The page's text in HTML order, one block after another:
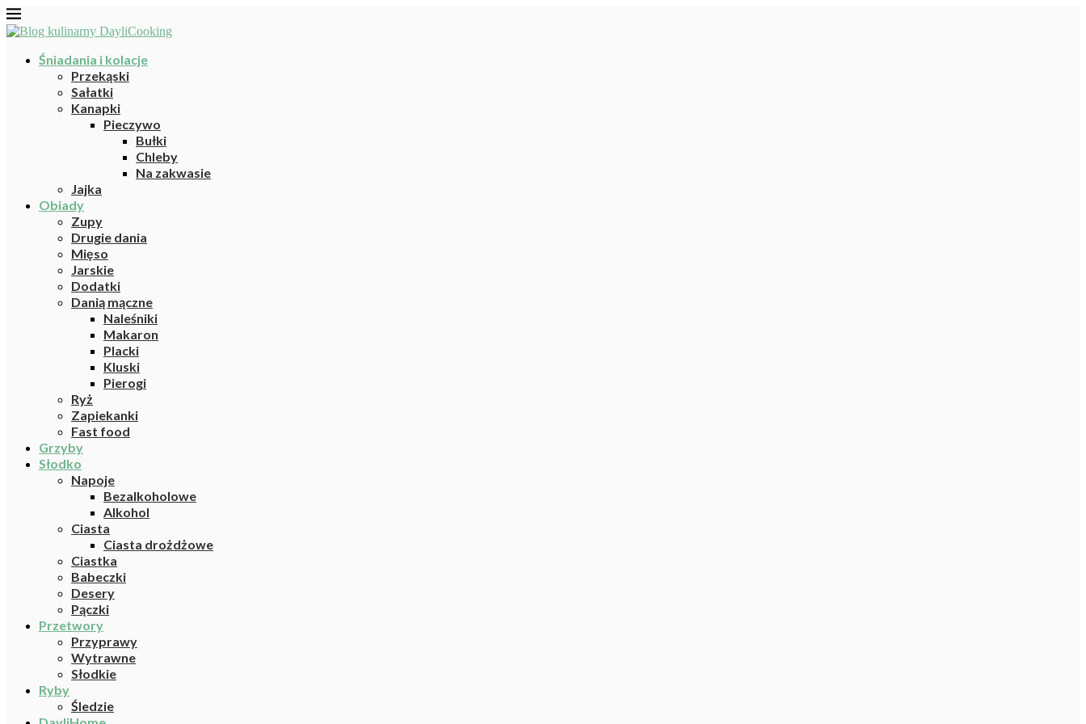
Śniadania i kolacje
Przekąski
Sałatki
Kanapki
Pieczywo
Bułki
Chleby
Na zakwasie
Jajka
Obiady
Zupy
Drugie dania
Mięso
Jarskie
Dodatki
Danią mączne
Naleśniki
Makaron
Placki
Kluski
Pierogi
Ryż
Zapiekanki
Fast food
Grzyby
Słodko
Napoje
Bezalkoholowe
Alkohol
Ciasta
Ciasta drożdżowe
Ciastka
Babeczki
Desery
Pączki
Przetwory
Przyprawy
Wytrawne
Słodkie
Ryby
Śledzie